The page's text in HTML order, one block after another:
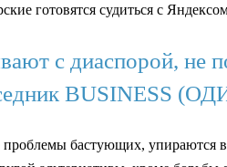
готовятся судиться с
с диаспорой, не
BUSINESS
бастующих, упираются в